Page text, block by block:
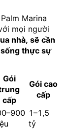
Marina
mọi người
nhà, sẽ cần
thực sự
Gói
cấp
Gói cao
cấp
1–1,5
tỷ